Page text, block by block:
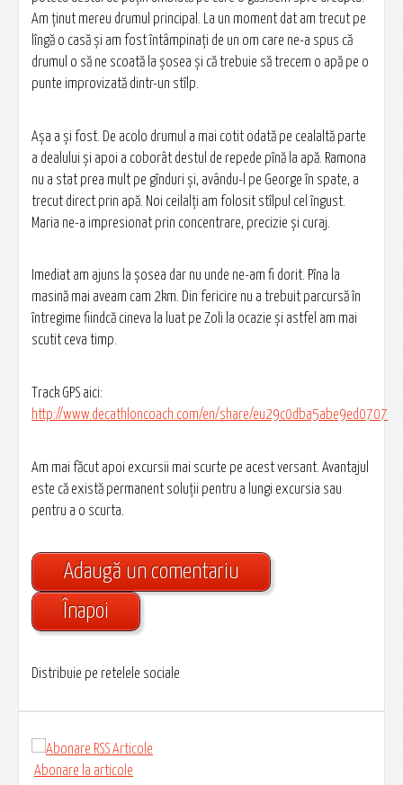
Am ținut mereu drumul principal. La un moment dat am trecut pe
lîngă o casă și am fost întâmpinați de un om care ne-a spus că
drumul o să ne scoată la șosea și că trebuie să trecem o apă pe o
punte improvizată dintr-un stîlp.
Așa a și fost. De acolo drumul a mai cotit odată pe cealaltă parte
a dealului și apoi a coborât destul de repede pînă la apă. Ramona
nu a stat prea mult pe gînduri și, avându-l pe George în spate, a
trecut direct prin apă. Noi ceilalți am folosit stîlpul cel îngust.
Maria ne-a impresionat prin concentrare, precizie și curaj.
Imediat am ajuns la șosea dar nu unde ne-am fi dorit. Pîna la
masină mai aveam cam 2km. Din fericire nu a trebuit parcursă în
întregime fiindcă cineva la luat pe Zoli la ocazie și astfel am mai
scutit ceva timp.
Track GPS aici:
http://www.decathloncoach.com/en/share/eu29c0dba5abe9ed0707
Am mai făcut apoi excursii mai scurte pe acest versant. Avantajul
este că există permanent soluții pentru a lungi excursia sau
pentru a o scurta.
Adaugă un comentariu
Înapoi
Distribuie pe retelele sociale
Abonare la articole